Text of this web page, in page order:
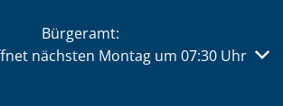
Bürgeramt:
Öffnungs- oder Schließzeiten
nächsten Montag um 07:30 Uhr